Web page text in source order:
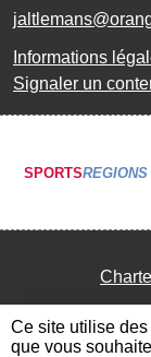
Informations
Signaler un
SPORTSREGIONS
Ce site utilise
que vous